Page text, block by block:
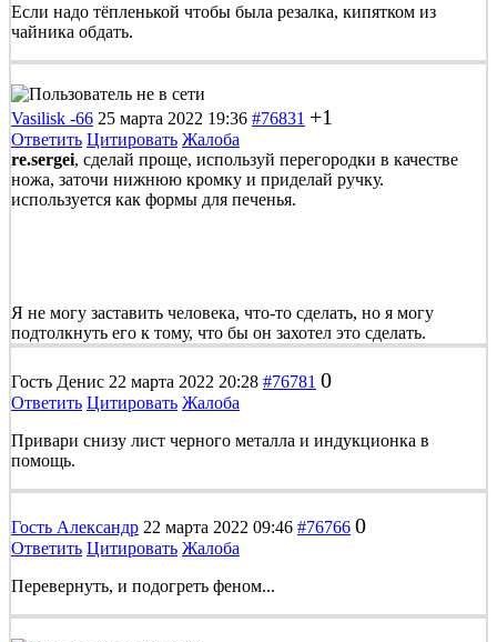
Если надо тёпленькой чтобы была резалка, кипятком из
чайника обдать.
Vasilisk -66 25 марта 2022 19:36 #76831 +1
Ответить Цитировать Жалоба
re.sergei, сделай проще, используй перегородки в качестве
ножа, заточи нижнюю кромку и приделай ручку.
используется как формы для печенья.
Я не могу заставить человека, что-то сделать, но я могу
подтолкнуть его к тому, что бы он захотел это сделать.
Гость Денис 22 марта 2022 20:28 #76781 0
Ответить Цитировать Жалоба
Привари снизу лист черного металла и индукционка в
помощь.
Гость Александр 22 марта 2022 09:46 #76766 0
Ответить Цитировать Жалоба
Перевернуть, и подогреть феном...